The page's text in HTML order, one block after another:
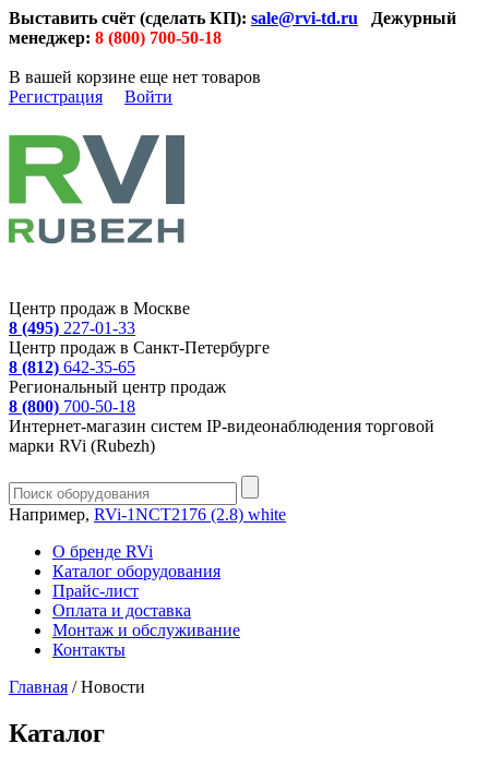
Выставить счёт (сделать КП): sale@rvi-td.ru
Дежурный
менеджер: 8 (800) 700-50-18
В вашей корзине еще нет товаров
Регистрация
Войти
Центр продаж в Москве
8 (495) 227-01-33
Центр продаж в Санкт-Петербурге
8 (812) 642-35-65
Региональный центр продаж
8 (800) 700-50-18
Интернет-магазин систем IP-видеонаблюдения торговой
марки RVi (Rubezh)
Например, RVi-1NCT2176 (2.8) white
О бренде RVi
Каталог оборудования
Прайс-лист
Оплата и доставка
Монтаж и обслуживание
Контакты
Главная /Новости
Каталог